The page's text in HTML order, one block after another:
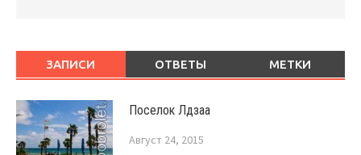
ЗАПИСИ ОТВЕТЫ МЕТКИ
Поселок Лдзаа
Август 24, 2015